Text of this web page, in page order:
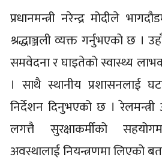
प्रधानमन्त्री नरेन्द्र मोदीले
श्रद्धाञ्जली व्यक्त गर्नुभएको छ ।
समवेदना र घाइतेको स्वास्थ्य
। साथै स्थानीय प्रशासनलाई
निर्देशन दिनुभएको छ ।
लगत्तै सुरक्षाकर्मीको
अवस्थालाई नियन्त्रणमा लिएको